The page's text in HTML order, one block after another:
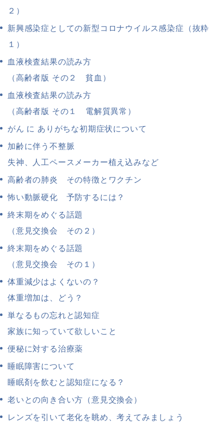
２）
新興感染症としての新型コロナウイルス感染症（抜粋
１）
血液検査結果の読み方
（高齢者版 その２ 貧血）
血液検査結果の読み方
（高齢者版 その１ 電解質異常）
がん に ありがちな初期症状について
加齢に伴う不整脈
失神、人工ペースメーカー植え込みなど
高齢者の肺炎 その特徴とワクチン
怖い動脈硬化 予防するには？
終末期をめぐる話題
（意見交換会 その２）
終末期をめぐる話題
（意見交換会 その１）
体重減少はよくないの？
体重増加は、どう？
単なるもの忘れと認知症
家族に知っていて欲しいこと
便秘に対する治療薬
睡眠障害について
睡眠剤を飲むと認知症になる？
老いとの向き合い方（意見交換会）
レンズを引いて老化を眺め、考えてみましょう